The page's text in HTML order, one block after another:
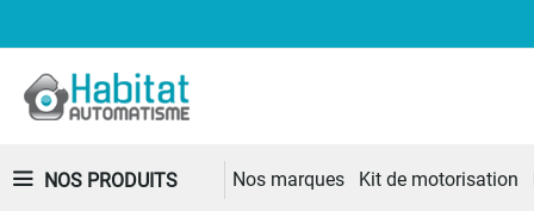
NOS PRODUITS Nos marques Kit de motorisation